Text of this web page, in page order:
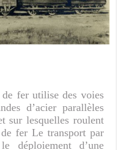
fer utilise des voies
d’acier parallèles
sur lesquelles roulent
fer Le transport par
déploiement d’une